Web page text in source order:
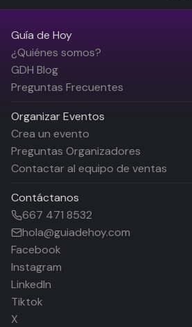
Guía de Hoy
¿Quiénes somos?
GDH Blog
Preguntas Frecuentes
Organizar Eventos
Crea un evento
Preguntas Organizadores
Contactar al equipo de ventas
Contáctanos
667 471 8532
hola@guiadehoy.com
Facebook
Instagram
LinkedIn
Tiktok
X